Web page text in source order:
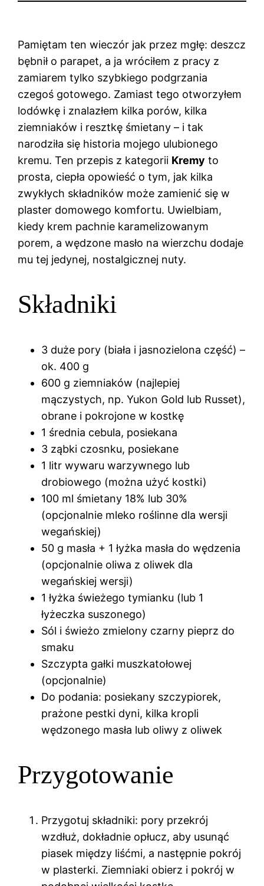
Pamiętam ten wieczór jak przez mgłę: deszcz
bębnił o parapet, a ja wróciłem z pracy z
zamiarem tylko szybkiego podgrzania
czegoś gotowego. Zamiast tego otworzyłem
lodówkę i znalazłem kilka porów, kilka
ziemniaków i resztkę śmietany – i tak
narodziła się historia mojego ulubionego
kremu. Ten przepis z kategorii Kremy to
prosta, ciepła opowieść o tym, jak kilka
zwykłych składników może zamienić się w
plaster domowego komfortu. Uwielbiam,
kiedy krem pachnie karamelizowanym
porem, a wędzone masło na wierzchu dodaje
mu tej jedynej, nostalgicznej nuty.
Składniki
3 duże pory (biała i jasnozielona część) –
ok. 400 g
600 g ziemniaków (najlepiej
mączystych, np. Yukon Gold lub Russet),
obrane i pokrojone w kostkę
1 średnia cebula, posiekana
3 ząbki czosnku, posiekane
1 litr wywaru warzywnego lub
drobiowego (można użyć kostki)
100 ml śmietany 18% lub 30%
(opcjonalnie mleko roślinne dla wersji
wegańskiej)
50 g masła + 1 łyżka masła do wędzenia
(opcjonalnie oliwa z oliwek dla
wegańskiej wersji)
1 łyżka świeżego tymianku (lub 1
łyżeczka suszonego)
Sól i świeżo zmielony czarny pieprz do
smaku
Szczypta gałki muszkatołowej
(opcjonalnie)
Do podania: posiekany szczypiorek,
prażone pestki dyni, kilka kropli
wędzonego masła lub oliwy z oliwek
Przygotowanie
Przygotuj składniki: pory przekrój
wzdłuż, dokładnie opłucz, aby usunąć
piasek między liśćmi, a następnie pokrój
w plasterki. Ziemniaki obierz i pokrój w